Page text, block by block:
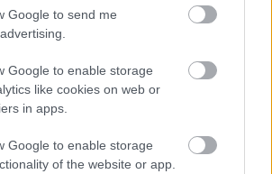
Google to send me
Google to enable storage
like cookies on web or
in apps.
Google to enable storage
of the website or app.
éves most, a 90-es évek
alakja volt